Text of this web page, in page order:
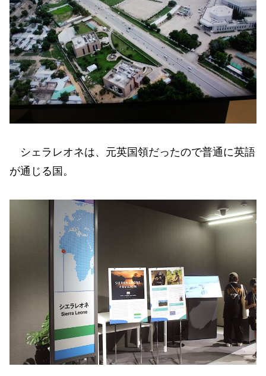
シェラレオネは、元英国領だったので普通に英語
が通じる国。